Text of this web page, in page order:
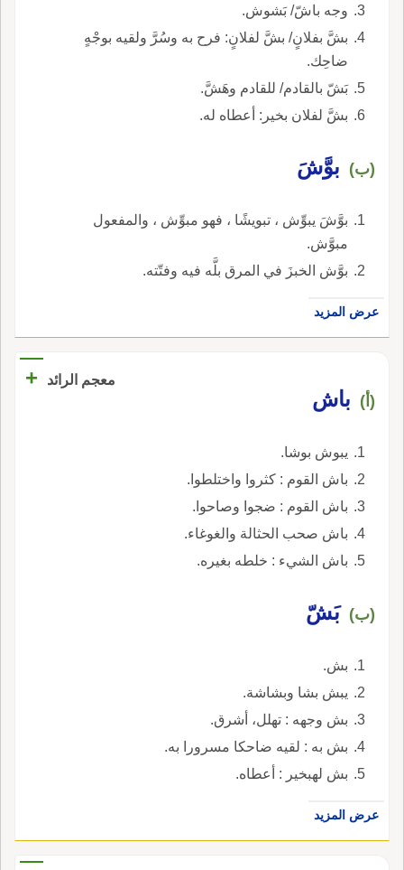
وجه باشّ/ بَشوش.
بشَّ بفلانٍ/ بشَّ لفلانٍ: فرح به وسُرَّ ولقيه بوجْهٍ
ضاحِك.
بَشّ بالقادم/ للقادم وهَشَّ.
بشَّ لفلان بخير: أعطاه له.
(ب) بوَّشَ
بوَّشَ يبوِّش ، تبويشًا ، فهو مبوِّش ، والمفعول
مبوَّش.
بوَّش الخبزَ في المرق بلَّه فيه وفتّته.
عرض المزيد
معجم الرائد +
(أ) باش
يبوش بوشا.
باش القوم : كثروا واختلطوا.
باش القوم : ضجوا وصاحوا.
باش صحب الحثالة والغوغاء.
باش الشيء : خلطه بغيره.
(ب) بَشّ
بش.
يبش بشا وبشاشة.
بش وجهه : تهلل، أشرق.
بش به : لقيه ضاحكا مسرورا به.
بش لهبخير : أعطاه.
عرض المزيد